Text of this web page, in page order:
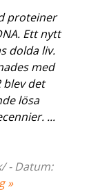
proteiner
Ett nytt
dolda liv.
med
blev det
lösa
...
- Datum:
»